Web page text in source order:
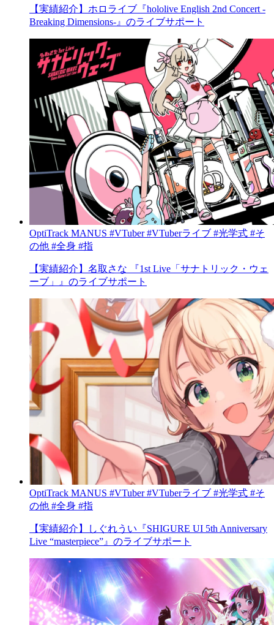
【実績紹介】ホロライブ『hololive English 2nd Concert -
Breaking Dimensions-』のライブサポート
OptiTrack MANUS #VTuber #VTuberライブ #光学式 #そ
の他 #全身 #指
【実績紹介】名取さな 『1st Live「サナトリック・ウェ
ーブ」』のライブサポート
OptiTrack MANUS #VTuber #VTuberライブ #光学式 #そ
の他 #全身 #指
【実績紹介】しぐれうい『SHIGURE UI 5th Anniversary
Live “masterpiece”』のライブサポート